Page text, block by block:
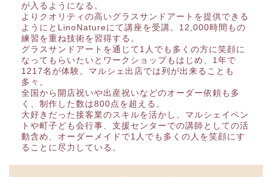
が入るようになる。
よりクオリティの高いグラスサンドアートを提供できる
ようにとLinoNatureにて講座を受講。12,000時間もの
練習を重ね技術を習得する。
グラスサンドアートを通じて1人でも多くの方に笑顔に
なってもらいたいとワークショップもはじめ、1年で
1217名が体験。マルシェ出店では列が出来ることも
多々。
全国から開店祝いや出産祝いなどのオーダー依頼も多
く、制作した数は800点を超える。
大好きだった接客業のスキルを活かし、マルシェイベン
トや町子ども会行事、支援センターでの講師としての活
動含め、オーダーメイドで1人でも多くの人を笑顔にす
ることに尽力している。